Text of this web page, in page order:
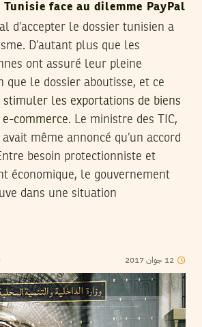
face au dilemme PayPal
d’accepter le dossier tunisien a
D’autant plus que les
ont assuré leur pleine
que le dossier aboutisse, et ce
stimuler les exportations de biens
commerce. Le ministre des TIC,
même annoncé qu’un accord
besoin protectionniste et
économique, le gouvernement
dans une situation
12 جوان2017